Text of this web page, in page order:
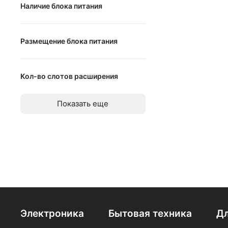
Наличие блока питания
Наличие блока питания
Размещение блока питания
горизонтальное
вертикальное
Кол-во слотов расширения
до
Показать еще
Электроника Бытовая техника